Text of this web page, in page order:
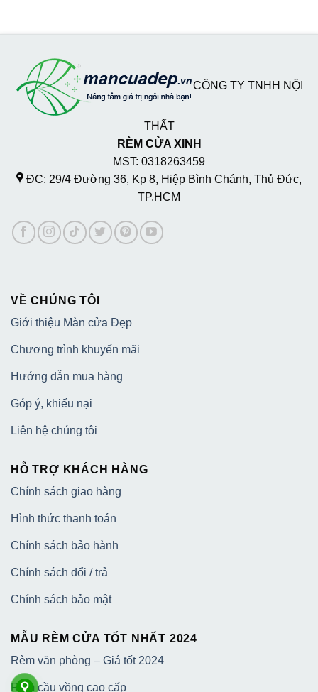
CÔNG TY TNHH NỘI
THẤT
RÈM CỬA XINH
MST: 0318263459
ĐC: 29/4 Đường 36, Kp 8, Hiệp Bình Chánh, Thủ Đức,
TP.HCM
VỀ CHÚNG TÔI
Giới thiệu Màn cửa Đẹp
Chương trình khuyến mãi
Hướng dẫn mua hàng
Góp ý, khiếu nại
Liên hệ chúng tôi
HỖ TRỢ KHÁCH HÀNG
Chính sách giao hàng
Hình thức thanh toán
Chính sách bảo hành
Chính sách đổi / trả
Chính sách bảo mật
MẪU RÈM CỬA TỐT NHẤT 2024
Rèm văn phòng – Giá tốt 2024
Rèm cầu vồng cao cấp